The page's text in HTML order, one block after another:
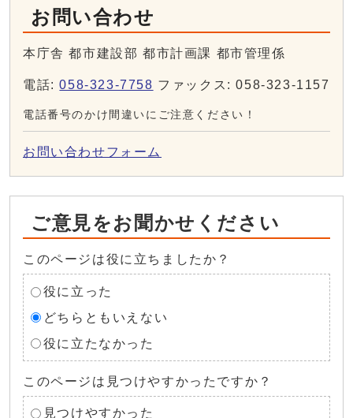
お問い合わせ
本庁舎 都市建設部 都市計画課 都市管理係
電話:058-323-7758 ファックス: 058-323-1157
電話番号のかけ間違いにご注意ください！
お問い合わせフォーム
ご意見をお聞かせください
このページは役に立ちましたか？
役に立った
どちらともいえない
役に立たなかった
このページは見つけやすかったですか？
見つけやすかった